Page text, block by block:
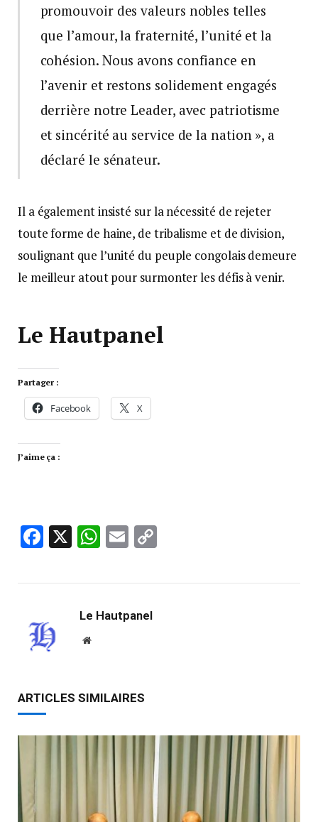
promouvoir des valeurs nobles telles
que l’amour, la fraternité, l’unité et la
cohésion. Nous avons confiance en
l’avenir et restons solidement engagés
derrière notre Leader, avec patriotisme
et sincérité au service de la nation », a
déclaré le sénateur.
Il a également insisté sur la nécessité de rejeter
toute forme de haine, de tribalisme et de division,
soulignant que l’unité du peuple congolais demeure
le meilleur atout pour surmonter les défis à venir.
Le Hautpanel
Partager :
Facebook X
J’aime ça :
Facebook
X WhatsApp
Email
Le Hautpanel
Website
ARTICLES SIMILAIRES